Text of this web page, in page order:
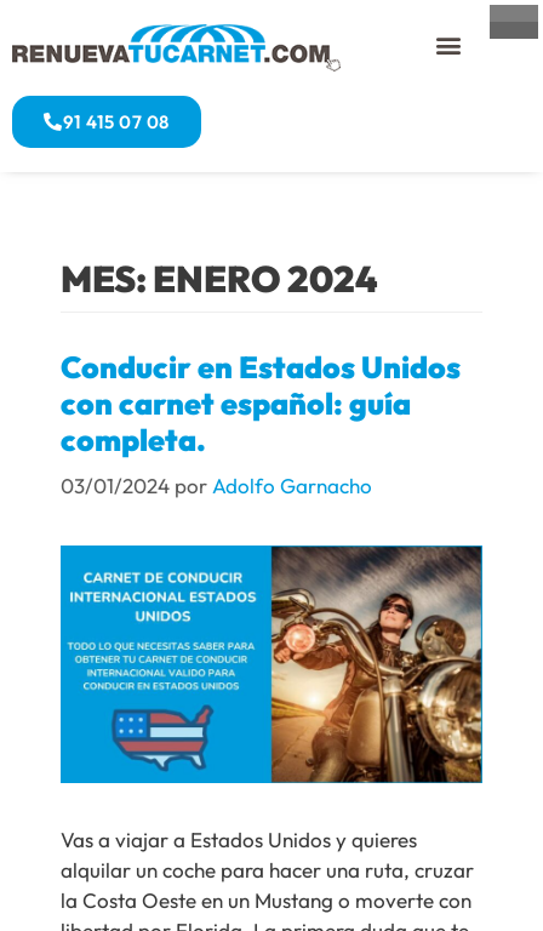
91 415 07 08
MES:ENERO 2024
Conducir en Estados Unidos
con carnet español: guía
completa.
03/01/2024 porAdolfo Garnacho
Vas a viajar a Estados Unidos y quieres
alquilar un coche para hacer una ruta, cruzar
la Costa Oeste en un Mustang o moverte con